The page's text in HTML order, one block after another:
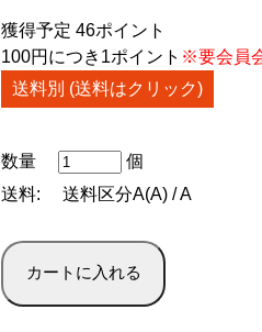
獲得予定 46ポイント
100円につき1ポイント ※要会員
送料別 (送料はクリック)
数量
個
送料:
送料区分A(A) / A